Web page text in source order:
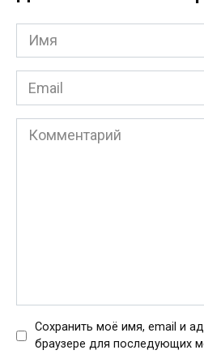
Имя
*
Email
*
Комментарий
Сохранить моё имя, email и
браузере для последующих